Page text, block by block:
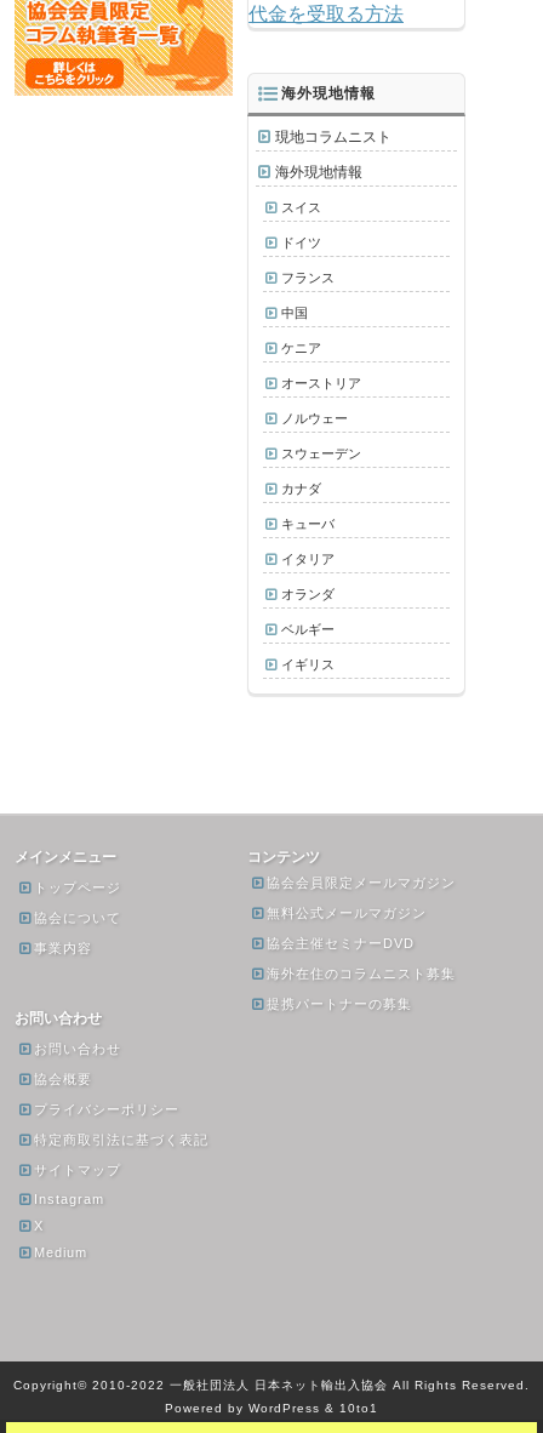
代金を受取る方法
海外現地情報
現地コラムニスト
海外現地情報
スイス
ドイツ
フランス
中国
ケニア
オーストリア
ノルウェー
スウェーデン
カナダ
キューバ
イタリア
オランダ
ベルギー
イギリス
メインメニュー
トップページ
協会について
事業内容
コンテンツ
協会会員限定メールマガジン
無料公式メールマガジン
協会主催セミナーDVD
海外在住のコラムニスト募集
提携パートナーの募集
お問い合わせ
お問い合わせ
協会概要
プライバシーポリシー
特定商取引法に基づく表記
サイトマップ
Instagram
X
Medium
Copyright© 2010-2022 一般社団法人 日本ネット輸出入協会 All Rights Reserved.
Powered by WordPress & 10to1